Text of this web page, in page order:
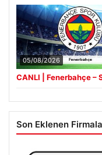
05/08/2026
CANLI | Fenerbahçe –
Son Eklenen